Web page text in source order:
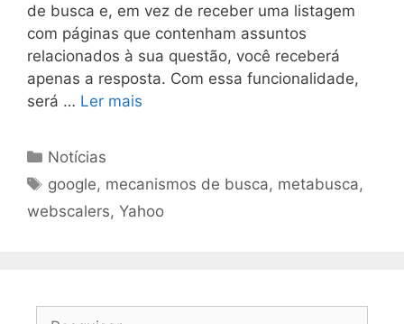
de busca e, em vez de receber uma listagem
com páginas que contenham assuntos
relacionados à sua questão, você receberá
apenas a resposta. Com essa funcionalidade,
será … Ler mais
Categorias
Notícias
Tags
google, mecanismos de busca, metabusca,
webscalers, Yahoo